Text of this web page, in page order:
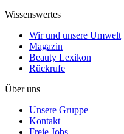
Wissenswertes
Wir und unsere Umwelt
Magazin
Beauty Lexikon
Rückrufe
Über uns
Unsere Gruppe
Kontakt